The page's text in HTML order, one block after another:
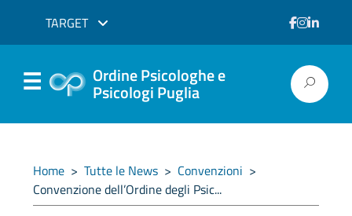
TARGET
Ordine Psicologhe e
Psicologi Puglia
Home > Tutte le News > Convenzioni >
Convenzione dell’Ordine degli Psic...